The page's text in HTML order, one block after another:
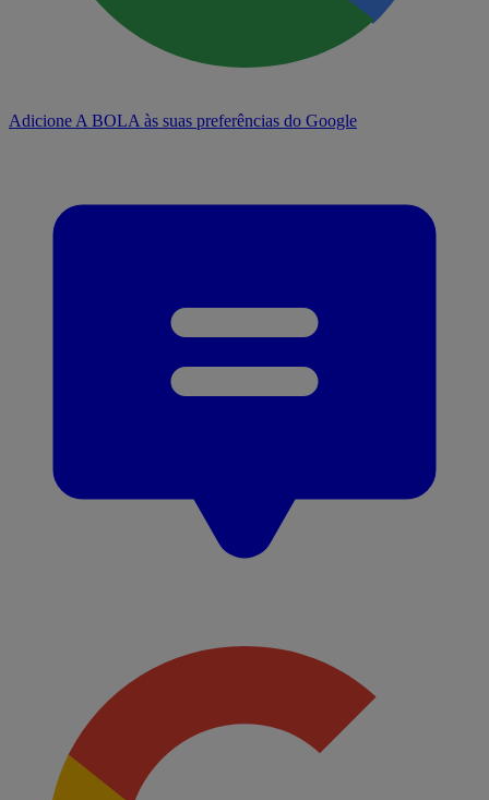
Adicione A BOLA às suas preferências do Google